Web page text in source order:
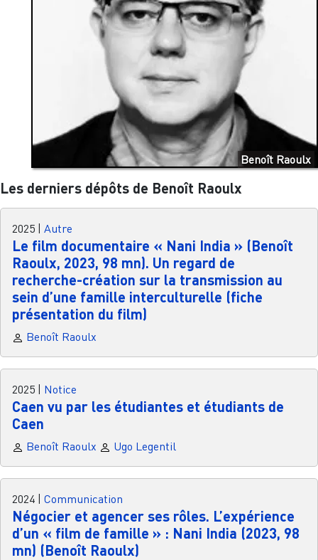
Benoît Raoulx
Les derniers dépôts de Benoît Raoulx
2025 Autre
Le film documentaire « Nani India » (Benoît
Raoulx, 2023, 98 mn). Un regard de
recherche-création sur la transmission au
sein d’une famille interculturelle (fiche
présentation du film)
Benoît Raoulx
2025 Notice
Caen vu par les étudiantes et étudiants de
Caen
Benoît Raoulx Ugo Legentil
2024 Communication
Négocier et agencer ses rôles. L’expérience
d’un « film de famille » : Nani India (2023, 98
mn) (Benoît Raoulx)